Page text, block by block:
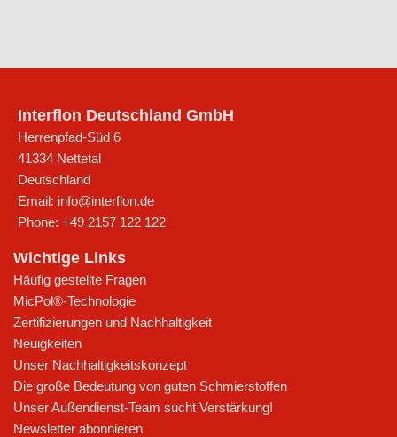
Interflon Deutschland GmbH
Herrenpfad-Süd 6
41334 Nettetal
Deutschland
Email: info@interflon.de
Phone: +49 2157 122 122
Wichtige Links
Häufig gestellte Fragen
MicPol®-Technologie
Zertifizierungen und Nachhaltigkeit
Neuigkeiten
Unser Nachhaltigkeitskonzept
Die große Bedeutung von guten Schmierstoffen
Unser Außendienst-Team sucht Verstärkung!
Newsletter abonnieren